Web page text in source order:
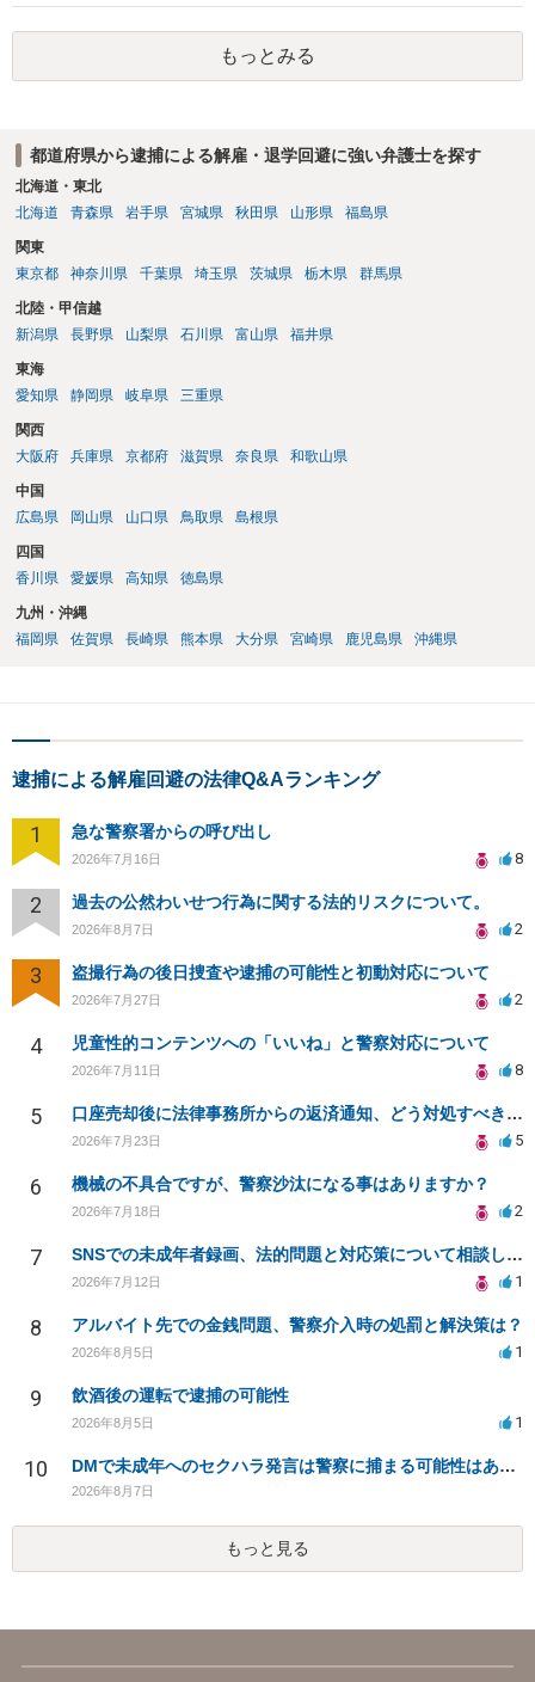
談しておく などが考えられます。
もっとみる
都道府県から逮捕による解雇・退学回避に強い弁護士を探す
北海道・東北
北海道
青森県 岩手県 宮城県 秋田県 山形県 福島県
関東
東京都
神奈川県 千葉県 埼玉県 茨城県 栃木県 群馬県
北陸・甲信越
新潟県
長野県 山梨県 石川県 富山県 福井県
東海
愛知県
静岡県 岐阜県 三重県
関西
大阪府
兵庫県 京都府 滋賀県 奈良県 和歌山県
中国
広島県
岡山県 山口県 鳥取県 島根県
四国
香川県
愛媛県 高知県 徳島県
九州・沖縄
福岡県
佐賀県 長崎県 熊本県 大分県 宮崎県 鹿児島県 沖縄県
逮捕による解雇回避の法律Q&Aランキング
1 急な警察署からの呼び出し
2026年7月16日 8
2 過去の公然わいせつ行為に関する法的リスクについて。
2026年8月7日 2
3 盗撮行為の後日捜査や逮捕の可能性と初動対応について
2026年7月27日 2
4 児童性的コンテンツへの「いいね」と警察対応について
2026年7月11日 8
5 口座売却後に法律事務所からの返済通知、どう対処すべきか？
2026年7月23日 5
6 機械の不具合ですが、警察沙汰になる事はありますか？
2026年7月18日 2
7 SNSでの未成年者録画、法的問題と対応策について相談したい
2026年7月12日 1
8 アルバイト先での金銭問題、警察介入時の処罰と解決策は？
2026年8月5日 1
9 飲酒後の運転で逮捕の可能性
2026年8月5日 1
10 DMで未成年へのセクハラ発言は警察に捕まる可能性はありますか
2026年8月7日
もっと見る